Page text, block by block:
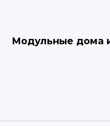
Модульные дома